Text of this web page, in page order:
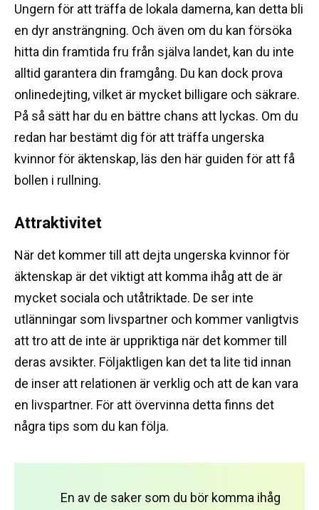
Ungern för att träffa de lokala damerna, kan detta bli
en dyr ansträngning. Och även om du kan försöka
hitta din framtida fru från själva landet, kan du inte
alltid garantera din framgång. Du kan dock prova
onlinedejting, vilket är mycket billigare och säkrare.
På så sätt har du en bättre chans att lyckas. Om du
redan har bestämt dig för att träffa ungerska
kvinnor för äktenskap, läs den här guiden för att få
bollen i rullning.
Attraktivitet
När det kommer till att dejta ungerska kvinnor för
äktenskap är det viktigt att komma ihåg att de är
mycket sociala och utåtriktade. De ser inte
utlänningar som livspartner och kommer vanligtvis
att tro att de inte är uppriktiga när det kommer till
deras avsikter. Följaktligen kan det ta lite tid innan
de inser att relationen är verklig och att de kan vara
en livspartner. För att övervinna detta finns det
några tips som du kan följa.
En av de saker som du bör komma ihåg